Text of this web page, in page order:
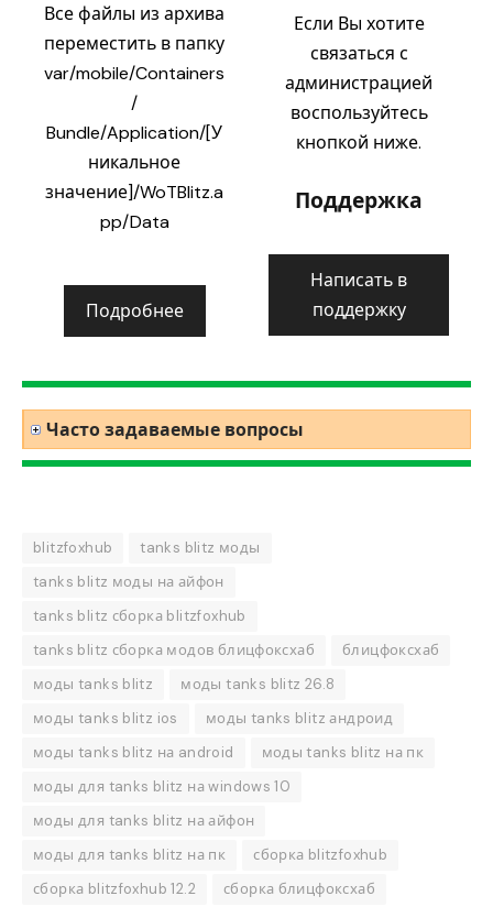
Все файлы из архива
переместить в папку
var/mobile/Containers
/
Bundle/Application/[У
никальное
значение]/WoTBlitz.a
pp/Data
Подробнее
Если Вы хотите
связаться с
администрацией
воспользуйтесь
кнопкой ниже.
Поддержка
Написать в
поддержку
Часто задаваемые вопросы
blitzfoxhub
tanks blitz моды
tanks blitz моды на айфон
tanks blitz сборка blitzfoxhub
tanks blitz сборка модов блицфоксхаб
блицфоксхаб
моды tanks blitz
моды tanks blitz 26.8
моды tanks blitz ios
моды tanks blitz андроид
моды tanks blitz на android
моды tanks blitz на пк
моды для tanks blitz на windows 10
моды для tanks blitz на айфон
моды для tanks blitz на пк
сборка blitzfoxhub
сборка blitzfoxhub 12.2
сборка блицфоксхаб